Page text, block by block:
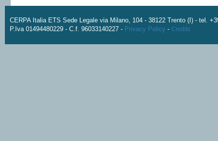
CERPA Italia ETS Sede Legale via Milano, 104 - 38122 Trento (I) - tel.
P.Iva 01494480229 - C.f. 96033140227 - Privacy Policy - Credits